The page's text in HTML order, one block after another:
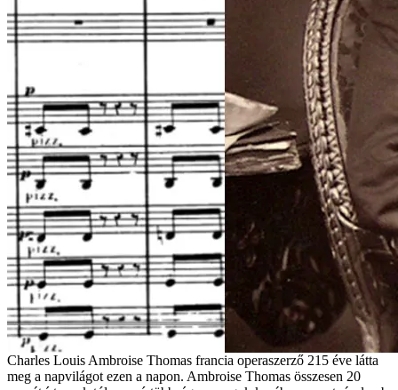
Charles Louis Ambroise Thomas francia operaszerző 215 éve látta
meg a napvilágot ezen a napon. Ambroise Thomas összesen 20